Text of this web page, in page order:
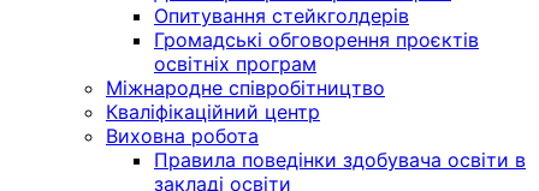
Опитування стейкголдерів
Громадські обговорення проєктів
освітніх програм
Міжнародне співробітництво
Кваліфікаційний центр
Виховна робота
Правила поведінки здобувача освіти в
закладі освіти